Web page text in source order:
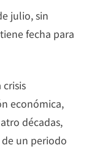
julio, sin
fecha para
económica,
décadas,
un periodo